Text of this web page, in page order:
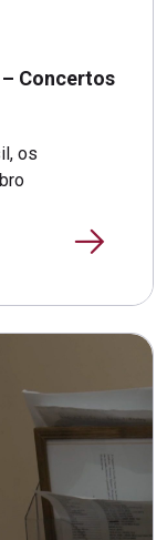
Concertos
os